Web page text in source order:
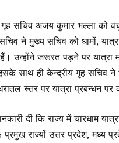
सचिव अजय कुमार भल्ला को
ने मुख्य सचिव को धामों, यात्रा
उन्होंने जरूरत पड़ने पर
साथ ही केन्द्रीय गृह सचिव ने
स्तर पर यात्रा प्रबन्धन पर
दी कि राज्य में चारधाम
राज्यों उत्तर प्रदेश, मध्य